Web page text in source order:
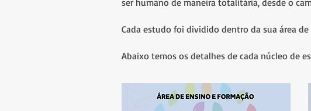
Cada estudo foi dividido dentro da sua área
Abaixo temos os detalhes de cada núcleo de